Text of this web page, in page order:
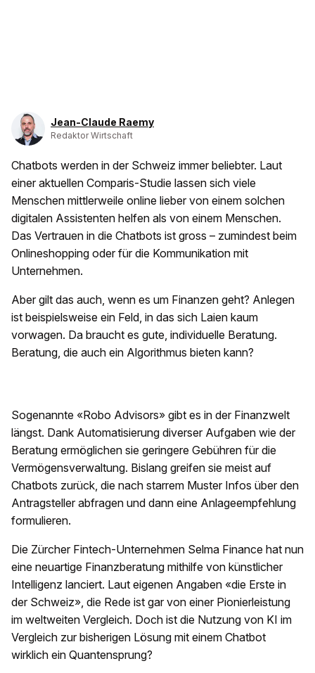
Jean-Claude Raemy
Redaktor Wirtschaft
Chatbots werden in der Schweiz immer beliebter. Laut
einer aktuellen Comparis-Studie lassen sich viele
Menschen mittlerweile online lieber von einem solchen
digitalen Assistenten helfen als von einem Menschen.
Das Vertrauen in die Chatbots ist gross – zumindest beim
Onlineshopping oder für die Kommunikation mit
Unternehmen.
Aber gilt das auch, wenn es um Finanzen geht? Anlegen
ist beispielsweise ein Feld, in das sich Laien kaum
vorwagen. Da braucht es gute, individuelle Beratung.
Beratung, die auch ein Algorithmus bieten kann?
Sogenannte «Robo Advisors» gibt es in der Finanzwelt
längst. Dank Automatisierung diverser Aufgaben wie der
Beratung ermöglichen sie geringere Gebühren für die
Vermögensverwaltung. Bislang greifen sie meist auf
Chatbots zurück, die nach starrem Muster Infos über den
Antragsteller abfragen und dann eine Anlageempfehlung
formulieren.
Die Zürcher Fintech-Unternehmen Selma Finance hat nun
eine neuartige Finanzberatung mithilfe von künstlicher
Intelligenz lanciert. Laut eigenen Angaben «die Erste in
der Schweiz», die Rede ist gar von einer Pionierleistung
im weltweiten Vergleich. Doch ist die Nutzung von KI im
Vergleich zur bisherigen Lösung mit einem Chatbot
wirklich ein Quantensprung?